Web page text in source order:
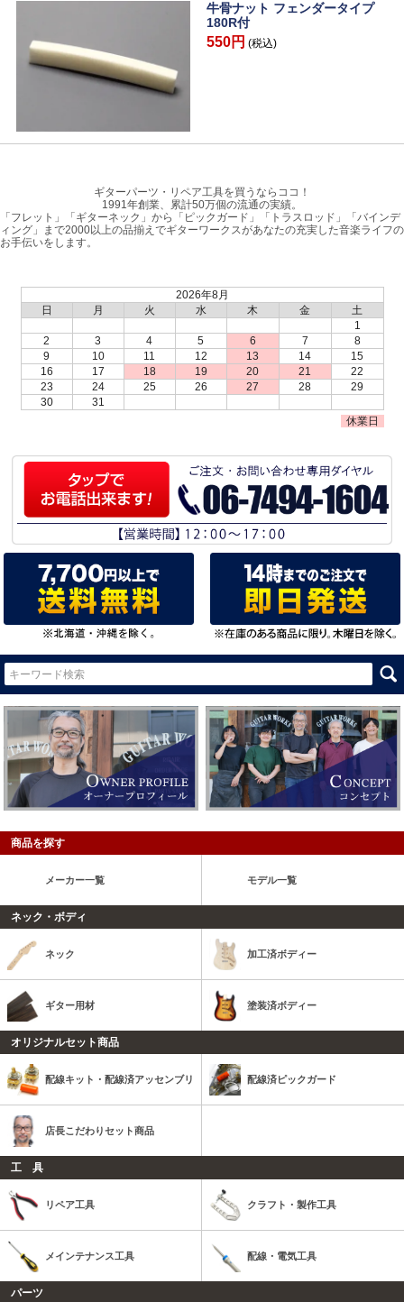
牛骨ナット フェンダータイプ
180R付
550円 (税込)
ギターパーツ・リペア工具を買うならココ！
1991年創業、累計50万個の流通の実績。
「フレット」「ギターネック」から「ピックガード」「トラスロッド」「バインデ
ィング」まで2000以上の品揃えでギターワークスがあなたの充実した音楽ライフの
お手伝いをします。
2026年8月
日
月 火 水 木 金
土
1
2
3 4 5 6 7
8
9
10 11 12 13 14
15
16
17 18 19 20 21
22
23
24 25 26 27 28
29
30
31
休業日
商品を探す
メーカー一覧 モデル一覧
ネック・ボディ
ネック 加工済ボディー
ギター用材 塗装済ボディー
オリジナルセット商品
配線キット・配線済アッセンブリ 配線済ピックガード
店長こだわりセット商品
工 具
リペア工具 クラフト・製作工具
メインテナンス工具 配線・電気工具
パーツ